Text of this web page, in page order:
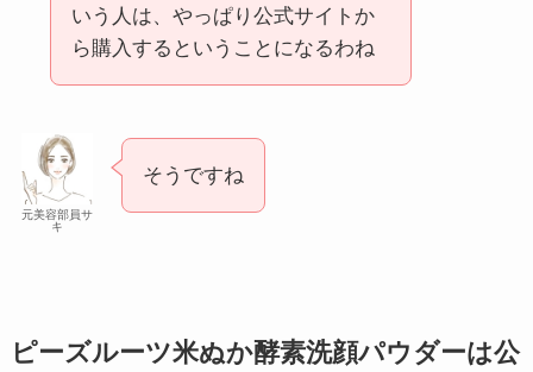
いう人は、やっぱり公式サイトか
ら購入するということになるわね
元美容部員サ
キ
そうですね
ピーズルーツ米ぬか酵素洗顔パウダーは公